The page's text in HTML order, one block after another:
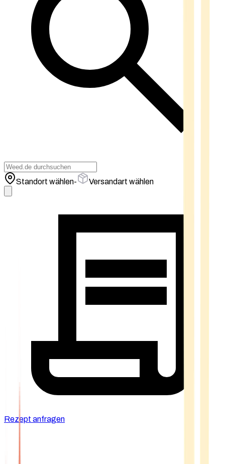
Standort wählen- Versandart wählen
Rezept anfragen